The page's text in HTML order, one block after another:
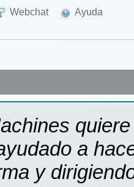
Webchat Ayuda
a
y